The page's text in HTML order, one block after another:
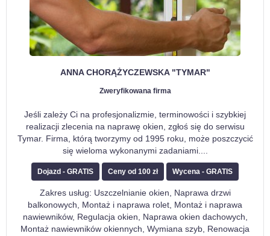
ANNA CHORĄŻYCZEWSKA "TYMAR"
Zweryfikowana firma
Jeśli zależy Ci na profesjonalizmie, terminowości i szybkiej
realizacji zlecenia na naprawę okien, zgłoś się do serwisu
Tymar. Firma, którą tworzymy od 1995 roku, może poszczycić
się wieloma wykonanymi zadaniami.
Dojazd - GRATIS Ceny od 100 zł Wycena - GRATIS
Zakres usług: Uszczelnianie okien, Naprawa drzwi
balkonowych, Montaż i naprawa rolet, Montaż i naprawa
nawiewników, Regulacja okien, Naprawa okien dachowych,
Montaż nawiewników okiennych, Wymiana szyb, Renowacja